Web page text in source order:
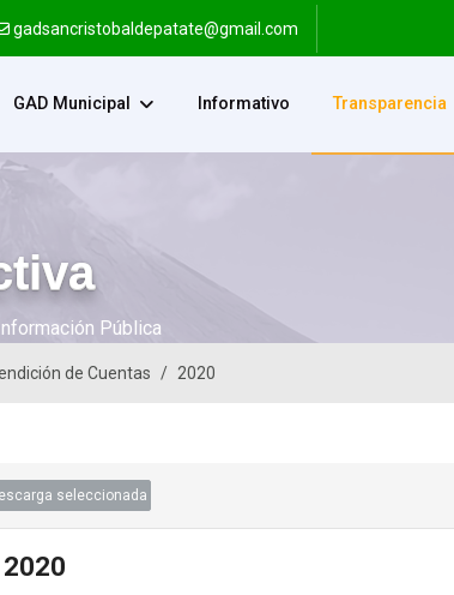
gadsancristobaldepatate@gmail.com
GAD Municipal Informativo Transparencia
Pública
de Cuentas 2020
seleccionada
2020